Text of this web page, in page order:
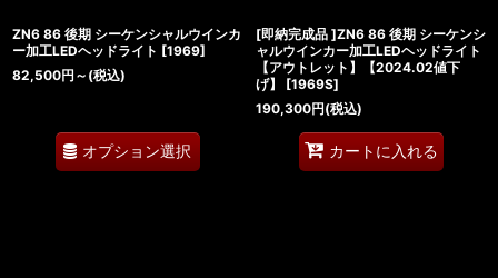
ZN6 86 後期 シーケンシャルウインカ
ー加工LEDヘッドライト [1969]
82,500円 ～ (税込)
オプション選択
[即納完成品 ]ZN6 86 後期 シーケンシ
ャルウインカー加工LEDヘッドライト
【アウトレット】【2024.02値下
げ】
[1969S]
190,300円(税込)
カートに入れる